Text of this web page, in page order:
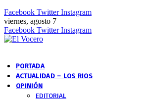
Facebook Twitter Instagram
viernes, agosto 7
Facebook Twitter Instagram
PORTADA
ACTUALIDAD – LOS RIOS
OPINIÓN
EDITORIAL